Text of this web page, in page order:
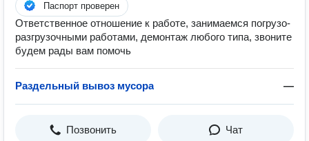
Паспорт проверен
Ответственное отношение к работе, занимаемся погрузо-
разгрузочными работами, демонтаж любого типа, звоните
будем рады вам помочь
Раздельный вывоз мусора —
Позвонить Чат